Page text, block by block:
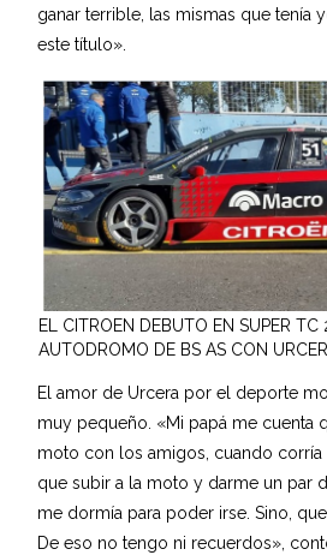
ganar terrible, las mismas que tenía
este título».
EL CITROEN DEBUTO EN SUPER
AUTODROMO DE BS AS CON
El amor de Urcera por el deporte
muy pequeño. «Mi papá me cuenta
moto con los amigos, cuando
que subir a la moto y darme un par
me dormía para poder irse. Sino,
De eso no tengo ni recuerdos»,